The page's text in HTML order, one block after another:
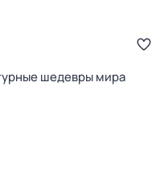
шедевры мира